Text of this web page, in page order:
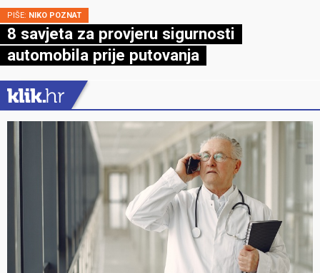
PIŠE: NIKO POZNAT
8 savjeta za provjeru sigurnosti
automobila prije putovanja